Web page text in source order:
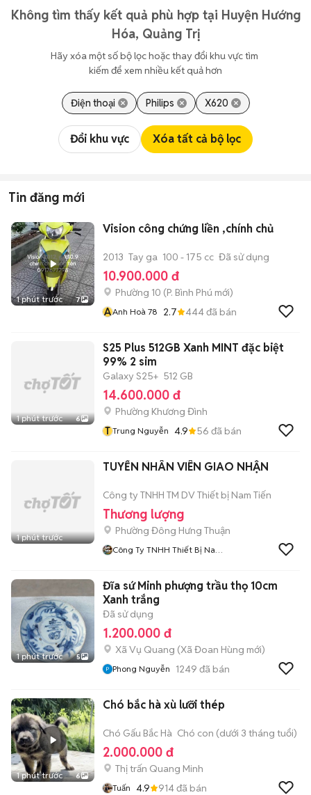
Không tìm thấy kết quả phù hợp tại Huyện Hướng
Hóa, Quảng Trị
Hãy xóa một số bộ lọc hoặc thay đổi khu vực tìm
kiếm để xem nhiều kết quả hơn
Điện thoại Philips X620
Đổi khu vực Xóa tất cả bộ lọc
Tin đăng mới
1 phút trước 7
Vision công chứng liền ,chính chủ
2013 Tay ga 100 - 175 cc Đã sử dụng
10.900.000 đ
Phường 10 (P. Bình Phú mới)
AAnh Hoà 78 2.7 444đã bán
1 phút trước 6
S25 Plus 512GB Xanh MINT đặc biệt
99% 2 sim
Galaxy S25+ 512 GB
14.600.000 đ
Phường Khương Đình
T Trung Nguyễn 4.9 56 đã bán
1 phút trước
TUYỂN NHÂN VIÊN GIAO NHẬN
Công ty TNHH TM DV Thiết bị Nam Tiến
Thương lượng
Phường Đông Hưng Thuận
Công Ty TNHH Thiết Bị Nam
1 phút trước 5
Đĩa sứ Minh phượng trầu thọ 10cm
Xanh trắng
Đã sử dụng
1.200.000 đ
Xã Vụ Quang (Xã Đoan Hùng mới)
Phong Nguyễn 1249 đã bán
1 phút trước 6
Chó bắc hà xù lưỡi thép
Chó Gấu Bắc Hà Chó con (dưới 3 tháng tuổi)
2.000.000 đ
Thị trấn Quang Minh
Tuấn 4.9 914đã bán